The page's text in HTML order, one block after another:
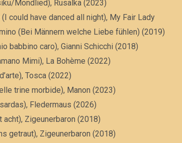
Mondlied), Rusalka (2023)
could have danced all night), My Fair Lady
(Bei Männern welche Liebe fühlen) (2019)
babbino caro), Gianni Schicchi (2018)
Mimi), La Bohème (2022)
Tosca (2022)
trine morbide), Manon (2023)
Fledermaus (2026)
acht), Zigeunerbaron (2018)
getraut), Zigeunerbaron (2018)